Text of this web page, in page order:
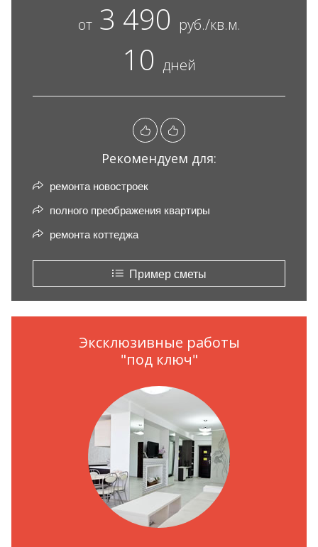
от3 490 руб./кв.м.
10 дней
Рекомендуем для:
ремонта новостроек
полного преображения квартиры
ремонта коттеджа
Пример сметы
Эксклюзивные работы
"под ключ"